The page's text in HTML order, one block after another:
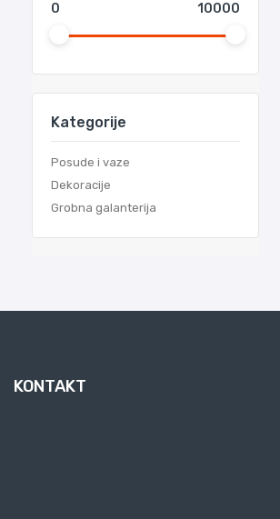
0 10000
Kategorije
Posude i vaze
Dekoracije
Grobna galanterija
KONTAKT